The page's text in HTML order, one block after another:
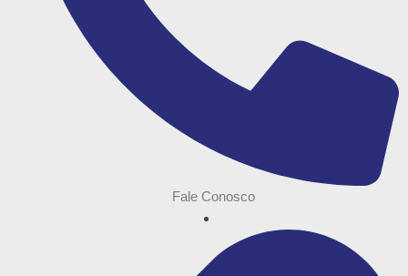
Fale Conosco